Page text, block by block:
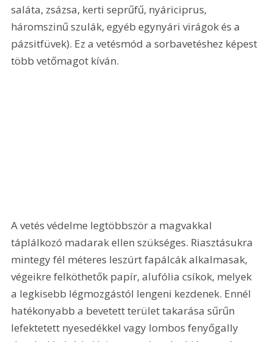
saláta, zsázsa, kerti seprűfű, nyáriciprus,
háromszinű szulák, egyéb egynyári virágok és a
pázsitfüvek). Ez a vetésmód a sorbavetéshez képest
több vetőmagot kíván.
A vetés védelme legtöbbször a magvakkal
táplálkozó madarak ellen szükséges. Riasztásukra
mintegy fél méteres leszúrt fapálcák alkalmasak,
végeikre felköthetők papír, alufólia csíkok, melyek
a legkisebb légmozgástól lengeni kezdenek. Ennél
hatékonyabb a bevetett terület takarása sűrűn
lefektetett nyesedékkel vagy lombos fenyőgally